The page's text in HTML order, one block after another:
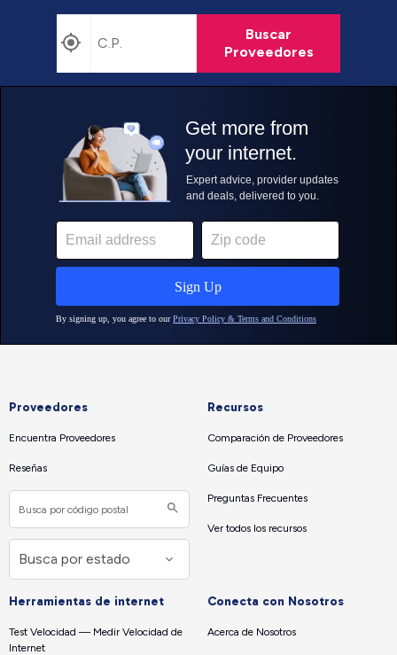
Buscar
Proveedores
Proveedores
Encuentra Proveedores
Reseñas
Recursos
Comparación de Proveedores
Guías de Equipo
Preguntas Frecuentes
Ver todos los recursos
Herramientas de internet
Test Velocidad — Medir Velocidad de
Internet
Conecta con Nosotros
Acerca de Nosotros